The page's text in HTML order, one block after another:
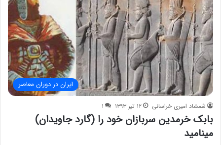
ایران در دوران معاصر
شمشاد امیری خراسانی ۱۲ تیر ۱۳۹۳ ۱
بابک خرمدین سربازان خود را (گارد جاویدان)
مینامید